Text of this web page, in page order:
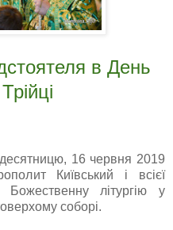
в День
16 червня 2019
Київський і всієї
літургію у
соборі.